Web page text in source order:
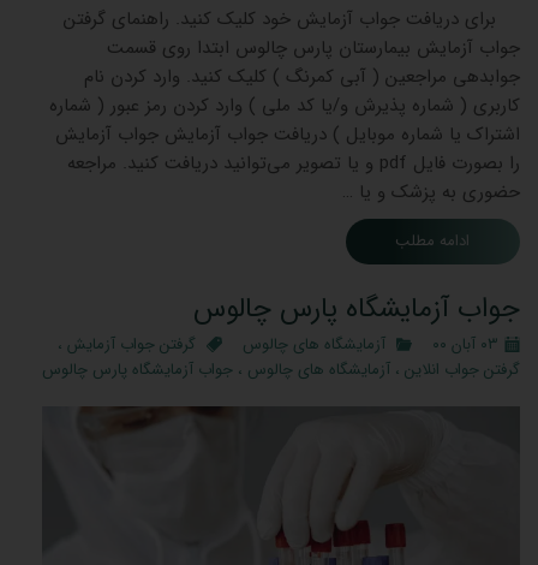
برای دریافت جواب آزمایش خود کلیک کنید. راهنمای گرفتن
جواب آزمایش بیمارستان پارس چالوس ابتدا روی قسمت
جوابدهی مراجعین ( آبی کمرنگ ) کلیک کنید. وارد کردن نام
کاربری ( شماره پذیرش و/یا کد ملی ) وارد کردن رمز عبور ( شماره
اشتراک یا شماره موبایل ) دریافت جواب آزمایش جواب آزمایش
را بصورت فایل pdf و یا تصویر می‌توانید دریافت کنید. مراجعه
حضوری به پزشک و یا …
ادامه مطلب
جواب آزمایشگاه پارس چالوس
۰۳ آبان ۰۰ آزمایشگاه های چالوس گرفتن جواب آزمایش ،
گرفتن جواب انلاین ، آزمایشگاه های چالوس ، جواب آزمایشگاه پارس چالوس